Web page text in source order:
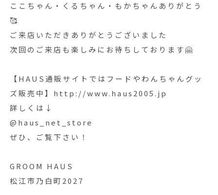
ここちゃん・くるちゃん・もかちゃんありがとう
🥰
ご来店いただきありがとうございました
次回のご来店も楽しみにお待ちしております🤗
【HAUS通販サイトではフードやわんちゃんグッ
ズ販売中】http://www.haus2005.jp
詳しくは↓
@haus_net_store
ぜひ、ご覧下さい！
GROOM HAUS
松江市乃白町2027